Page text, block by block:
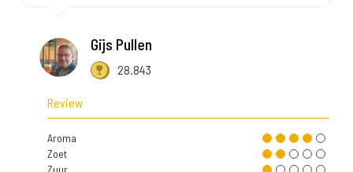
Gijs Pullen
28.843
Review
Aroma
Zoet